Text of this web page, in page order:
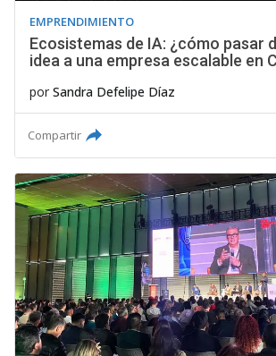
EMPRENDIMIENTO
Ecosistemas de IA: ¿cómo pasar
idea a una empresa escalable en
por Sandra Defelipe Díaz
Compartir